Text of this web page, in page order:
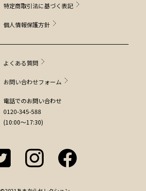
特定商取引法に基づく表記
個人情報保護方針
よくある質問
お問い合わせフォーム
電話でのお問い合わせ
0120-345-588
(10:00～17:30)